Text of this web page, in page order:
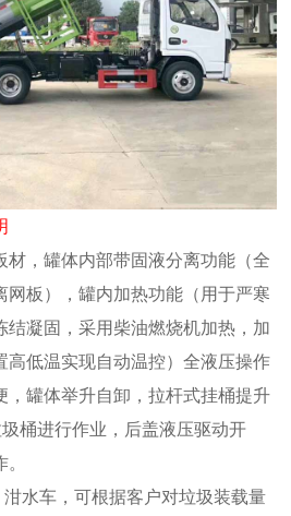
，罐体内部带固液分离功能（全
网板），罐内加热功能（用于严寒
结凝固，采用柴油燃烧机加热，加
高低温实现自动温控）全液压操作
，罐体举升自卸，拉杆式挂桶提升
桶进行作业，后盖液压驱动开
水车，可根据客户对垃圾装载量